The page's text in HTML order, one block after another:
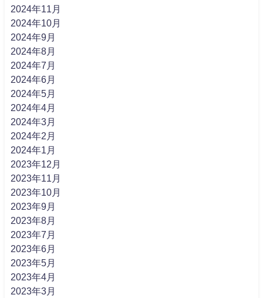
2024年11月
2024年10月
2024年9月
2024年8月
2024年7月
2024年6月
2024年5月
2024年4月
2024年3月
2024年2月
2024年1月
2023年12月
2023年11月
2023年10月
2023年9月
2023年8月
2023年7月
2023年6月
2023年5月
2023年4月
2023年3月